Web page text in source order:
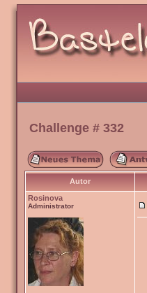
Challenge # 332
Autor
Rosinova
Administrator